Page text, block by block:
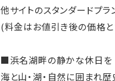
他サイトのスタンダードプラ
(料金はお値引き後の価格と
■浜名湖畔の静かな休日を
海と山・湖・自然に囲まれ